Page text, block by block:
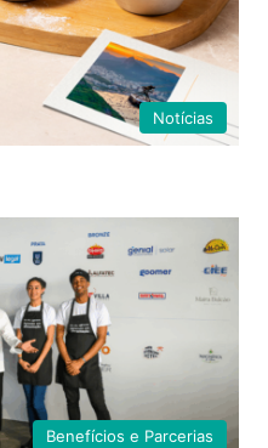
Notícias
Benefícios e Parcerias